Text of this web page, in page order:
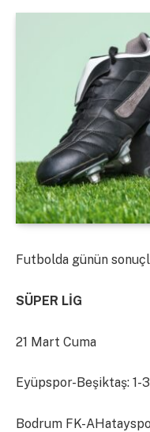
Futbolda günün
SÜPER LİG
21 Mart Cuma
Eyüpspor-Beşiktaş: 1-3
Bodrum FK-